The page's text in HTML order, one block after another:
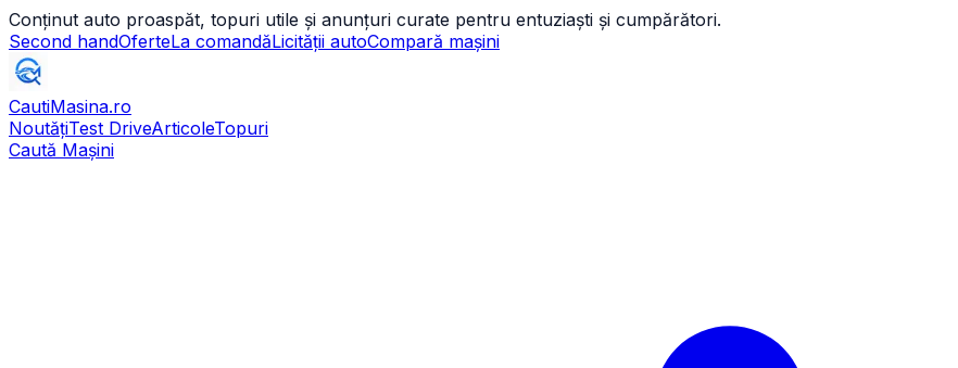
Conținut auto proaspăt, topuri utile și anunțuri curate pentru entuziaști și cumpărători.
Second handOferteLa comandăLicității autoCompară mașini
CautiMasina.ro
NoutățiTest DriveArticoleTopuri
Caută Mașini